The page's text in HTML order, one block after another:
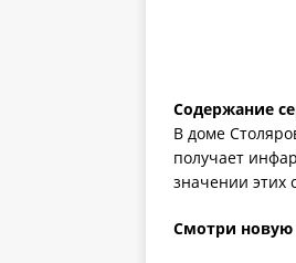
Содержание
В доме
получает
значении этих
Смотри новую